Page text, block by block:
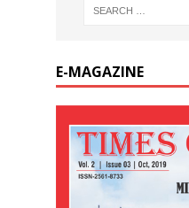
E-MAGAZINE